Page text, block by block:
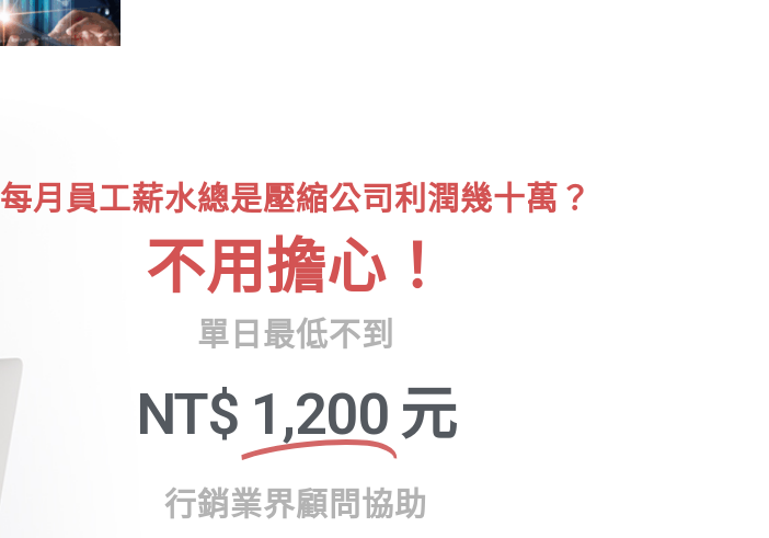
每月員工薪水總是壓縮公司利潤幾十萬？
不用擔心！
單日最低不到
NT$ 1,200 元
行銷業界顧問協助